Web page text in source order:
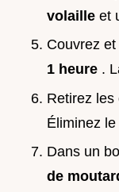
volaille et
Couvrez
1 heure .
Retirez les
Éliminez
Dans un
de